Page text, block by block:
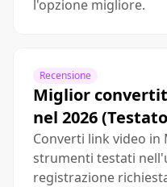
l'opzione migliore.
Recensione
Miglior
nel 2026
Converti link video in
strumenti testati
registrazione